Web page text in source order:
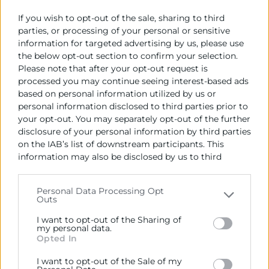
If you wish to opt-out of the sale, sharing to third
parties, or processing of your personal or sensitive
information for targeted advertising by us, please use
the below opt-out section to confirm your selection.
Please note that after your opt-out request is
processed you may continue seeing interest-based ads
based on personal information utilized by us or
personal information disclosed to third parties prior to
your opt-out. You may separately opt-out of the further
disclosure of your personal information by third parties
on the IAB’s list of downstream participants. This
information may also be disclosed by us to third
Please note that this website/app uses one or more
Google services and may gather and store information
including but not limited to your visit or usage
behaviour. You may click to grant or deny consent to
below specified purposes in below Google consent
Personal Data Processing Opt
Outs
I want to opt-out of the Sharing of
my personal data.
Opted In
I want to opt-out of the Sale of my
encuentro empresarial centrado en las
oportunidades que ofrece este
LEER MÁS »
23 de abril de 2026